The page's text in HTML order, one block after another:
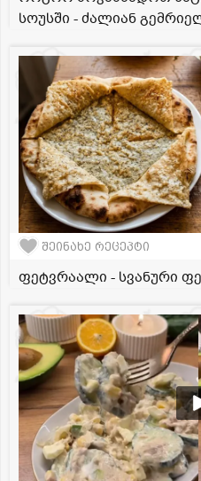
სოუსში - ძალიან
შეინახე რეცეპტი
ფეტვრაალი - სვანური